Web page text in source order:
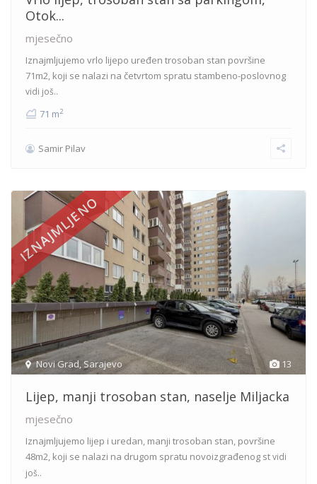
Otok...
mjesečno
Iznajmljujemo vrlo lijepo uređen trosoban stan površine
71m2, koji se nalazi na četvrtom spratu stambeno-poslovnog
vidi još..
71 m2
Samir Pilav
13
Novi Grad, Sarajevo
IZNAJMLJENO
Lijep, manji trosoban stan, naselje Miljacka
mjesečno
Iznajmljujemo lijep i uredan, manji trosoban stan, površine
48m2, koji se nalazi na drugom spratu novoizgrađenog stvidi
još..